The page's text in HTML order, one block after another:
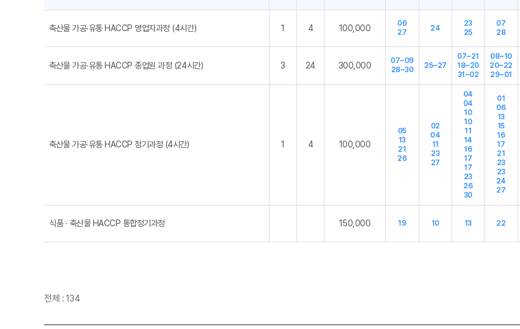
축산물 가공∙유통 HACCP 영업자과정 (4시간) 1 4 100,000
06
27
24
23
25
07
28
축산물 가공∙유통 HACCP 종업원 과정 (24시간) 3 24 300,000
07~09
28~30
25~27
07~21
18~20
31~02
08~10
20~22
29~01
축산물 가공∙유통 HACCP 정기과정 (4시간) 1 4 100,000
05
13
21
26
02
04
11
23
27
04
04
10
10
11
14
16
17
17
23
26
30
01
06
13
15
16
17
21
23
23
24
27
식품 · 축산물 HACCP 통합정기과정 150,000 19 10 13 22
전체 : 134